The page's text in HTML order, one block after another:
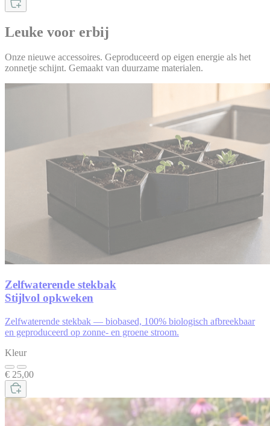
Leuke voor erbij
Onze nieuwe accessoires. Geproduceerd op eigen energie als het
zonnetje schijnt. Gemaakt van duurzame materialen.
Zelfwaterende stekbak
Stijlvol opkweken
Zelfwaterende stekbak — biobased, 100% biologisch afbreekbaar
en geproduceerd op zonne- en groene stroom.
Kleur
€ 25,00